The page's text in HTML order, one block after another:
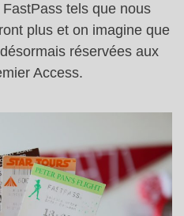
tels que nous
plus et on imagine que
réservées aux
Access.